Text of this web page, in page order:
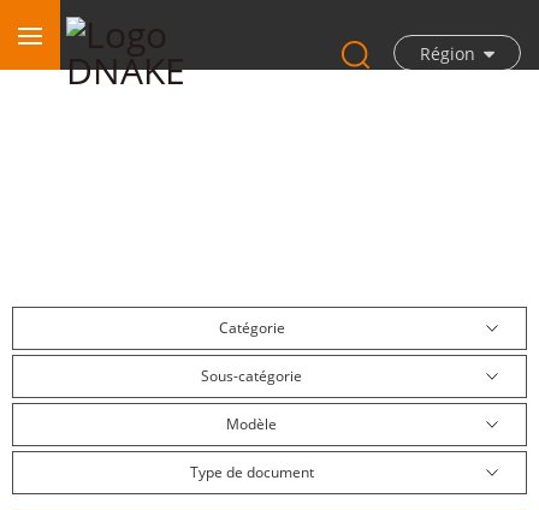
Région
Catégorie
Sous-catégorie
Modèle
Type de document